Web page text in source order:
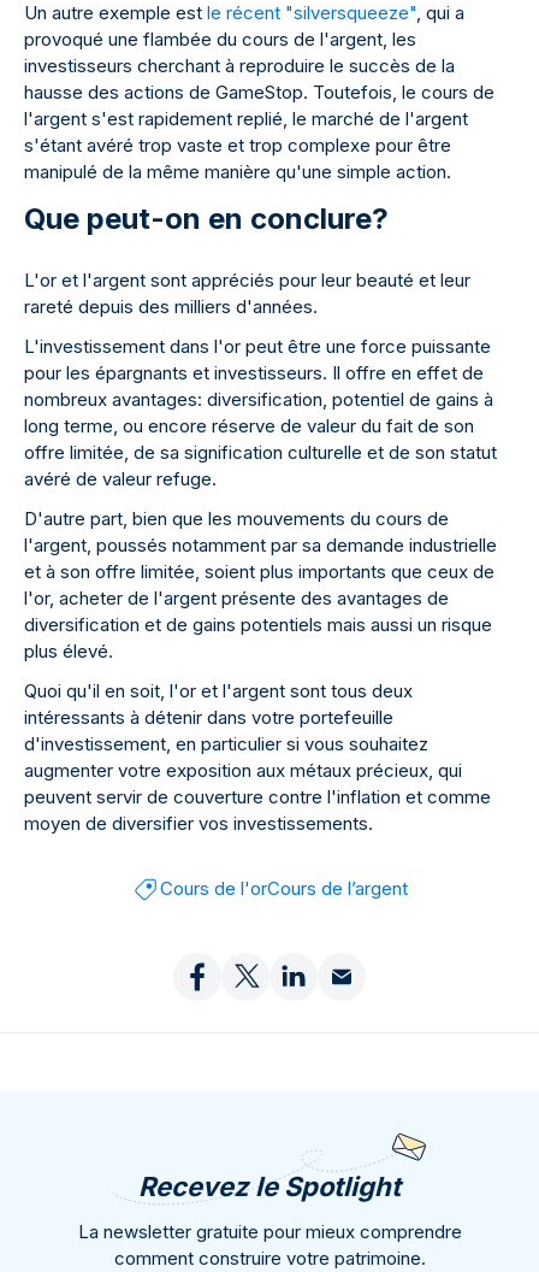
Un autre exemple est le récent "silversqueeze", qui a
provoqué une flambée du cours de l'argent, les
investisseurs cherchant à reproduire le succès de la
hausse des actions de GameStop. Toutefois, le cours de
l'argent s'est rapidement replié, le marché de l'argent
s'étant avéré trop vaste et trop complexe pour être
manipulé de la même manière qu'une simple action.
Que peut-on en conclure?
L'or et l'argent sont appréciés pour leur beauté et leur
rareté depuis des milliers d'années.
L'investissement dans l'or peut être une force puissante
pour les épargnants et investisseurs. Il offre en effet de
nombreux avantages: diversification, potentiel de gains à
long terme, ou encore réserve de valeur du fait de son
offre limitée, de sa signification culturelle et de son statut
avéré de valeur refuge.
D'autre part, bien que les mouvements du cours de
l'argent, poussés notamment par sa demande industrielle
et à son offre limitée, soient plus importants que ceux de
l'or, acheter de l'argent présente des avantages de
diversification et de gains potentiels mais aussi un risque
plus élevé.
Quoi qu'il en soit, l'or et l'argent sont tous deux
intéressants à détenir dans votre portefeuille
d'investissement, en particulier si vous souhaitez
augmenter votre exposition aux métaux précieux, qui
peuvent servir de couverture contre l'inflation et comme
moyen de diversifier vos investissements.
Cours de l'orCours de l’argent
Recevez le Spotlight
La newsletter gratuite pour mieux comprendre
comment construire votre patrimoine.